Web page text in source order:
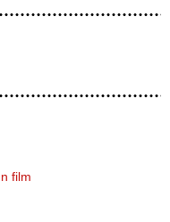
film